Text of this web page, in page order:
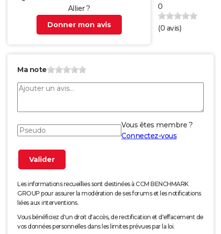
Allier ?
Donner mon avis
0
(0 avis)
Ma note
Vous êtes membre ?
Connectez-vous
Les informations recueillies sont destinées à CCM BENCHMARK
GROUP pour assurer la modération de ses forums et les notifications
liées aux interventions.
Vous bénéficiez d'un droit d'accès, de rectification et d'effacement de
vos données personnelles dans les limites prévues par la loi.